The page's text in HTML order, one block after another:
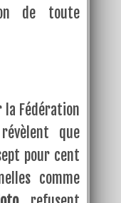
de toute
la Fédération
que
pour cent
comme